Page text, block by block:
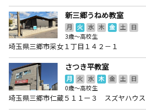
新三郷うねめ教室
月 火 水 木 金 土
日
3歳～高校生
埼玉県三郷市采女１丁目１４２－１
さつき平教室
月 火 水 木 金 土
日
0歳～高校生
埼玉県三郷市仁蔵５１１ー３ スズヤハウス